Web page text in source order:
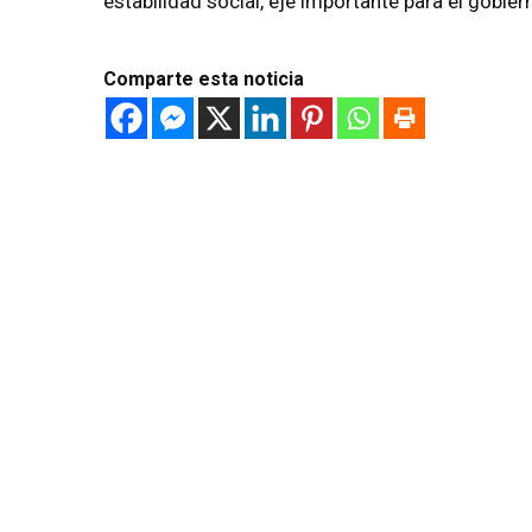
Comparte esta noticia